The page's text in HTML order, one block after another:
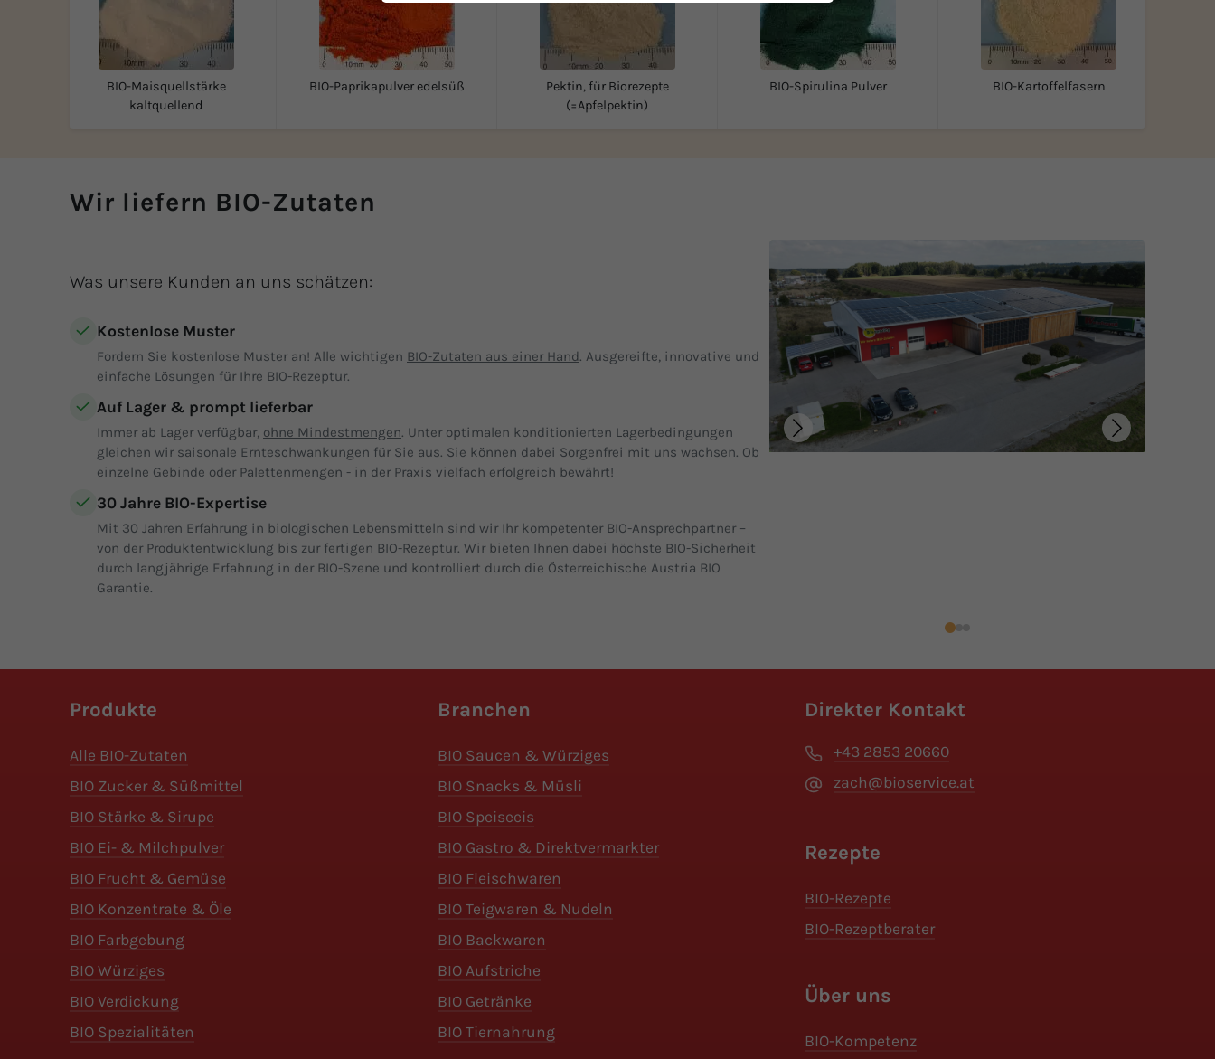
BIO-Maisquellstärke
kaltquellend
BIO-Paprikapulver edelsüß
Pektin, für Biorezepte
(=Apfelpektin)
BIO-Spirulina Pulver BIO-Kartoffelfasern
Wir liefern BIO-Zutaten
Was unsere Kunden an uns schätzen:
Kostenlose Muster
Fordern Sie kostenlose Muster an! Alle wichtigen BIO-Zutaten aus einer Hand. Ausgereifte, innovative und
einfache Lösungen für Ihre BIO-Rezeptur.
Auf Lager & prompt lieferbar
Immer ab Lager verfügbar, ohne Mindestmengen. Unter optimalen konditionierten Lagerbedingungen
gleichen wir saisonale Ernteschwankungen für Sie aus. Sie können dabei Sorgenfrei mit uns wachsen. Ob
einzelne Gebinde oder Palettenmengen - in der Praxis vielfach erfolgreich bewährt!
30 Jahre BIO-Expertise
Mit 30 Jahren Erfahrung in biologischen Lebensmitteln sind wir Ihr kompetenter BIO-Ansprechpartner –
von der Produktentwicklung bis zur fertigen BIO-Rezeptur. Wir bieten Ihnen dabei höchste BIO-Sicherheit
durch langjährige Erfahrung in der BIO-Szene und kontrolliert durch die Österreichische Austria BIO
Garantie.
Produkte
Alle BIO-Zutaten
BIO Zucker & Süßmittel
BIO Stärke & Sirupe
BIO Ei- & Milchpulver
BIO Frucht & Gemüse
BIO Konzentrate & Öle
BIO Farbgebung
BIO Würziges
BIO Verdickung
BIO Spezialitäten
Branchen
BIO Saucen & Würziges
BIO Snacks & Müsli
BIO Speiseeis
BIO Gastro & Direktvermarkter
BIO Fleischwaren
BIO Teigwaren & Nudeln
BIO Backwaren
BIO Aufstriche
BIO Getränke
BIO Tiernahrung
Direkter Kontakt
+43 2853 20660
zach@bioservice.at
Rezepte
BIO-Rezepte
BIO-Rezeptberater
Über uns
BIO-Kompetenz